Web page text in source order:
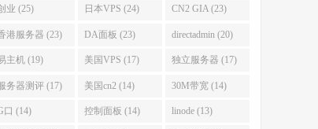
业 (25) 日本VPS (24) CN2 GIA (23)
港服务器 (23) DA面板 (23) directadmin (20)
主机 (19) 美国VPS (17) 独立服务器 (17)
务器测评 (17) 美国cn2 (14) 30M带宽 (14)
口 (14) 控制面板 (14) linode (13)